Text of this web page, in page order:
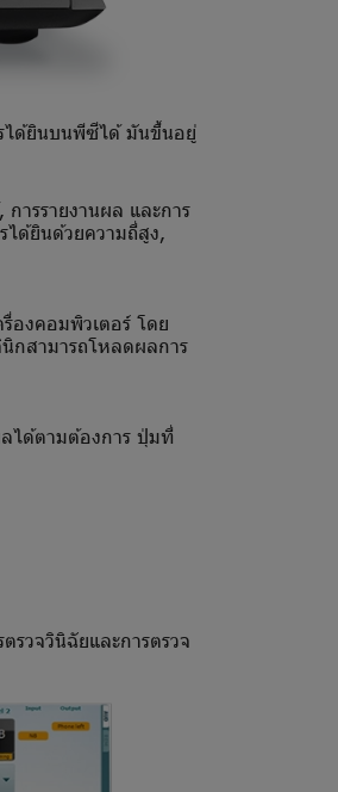
รได้ยินบนพีซีได้ มันขึ้นอยู่
ารรายงานผล และการ
ได้ยินด้วยความถี่สูง,
องคอมพิวเตอร์ โดย
กสามารถโหลดผลการ
ได้ตามต้องการ ปุ่มที่
รวจวินิฉัยและการตรวจ